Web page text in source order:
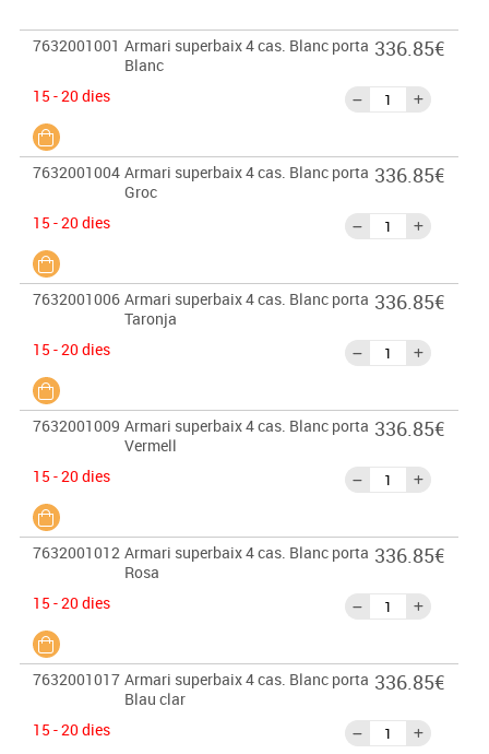
7632001001 Armari superbaix 4 cas. Blanc porta
Blanc
15 - 20 dies
336.85€
7632001004 Armari superbaix 4 cas. Blanc porta
Groc
15 - 20 dies
336.85€
7632001006 Armari superbaix 4 cas. Blanc porta
Taronja
15 - 20 dies
336.85€
7632001009 Armari superbaix 4 cas. Blanc porta
Vermell
15 - 20 dies
336.85€
7632001012 Armari superbaix 4 cas. Blanc porta
Rosa
15 - 20 dies
336.85€
7632001017 Armari superbaix 4 cas. Blanc porta
Blau clar
15 - 20 dies
336.85€